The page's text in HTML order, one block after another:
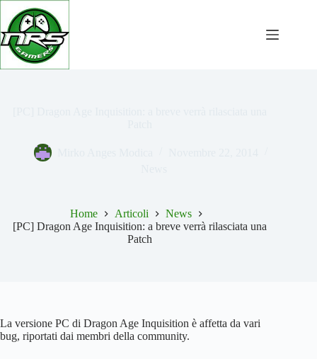
Salta
contenuto
Home Articoli
News
[PC] Dragon Age Inquisition: a breve verrà rilasciata una
Patch
La versione PC di Dragon Age Inquisition è affetta da vari
bug, riportati dai membri della community.